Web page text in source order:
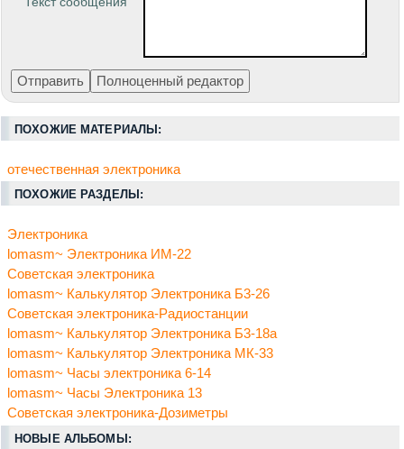
ПОХОЖИЕ МАТЕРИАЛЫ:
отечественная электроника
ПОХОЖИЕ РАЗДЕЛЫ:
Электроника
lomasm~ Электроника ИМ-22
Советская электроника
lomasm~ Калькулятор Электроника Б3-26
Советская электроника-Радиостанции
lomasm~ Калькулятор Электроника Б3-18а
lomasm~ Калькулятор Электроника МК-33
lomasm~ Часы электроника 6-14
lomasm~ Часы Электроника 13
Советская электроника-Дозиметры
НОВЫЕ АЛЬБОМЫ: